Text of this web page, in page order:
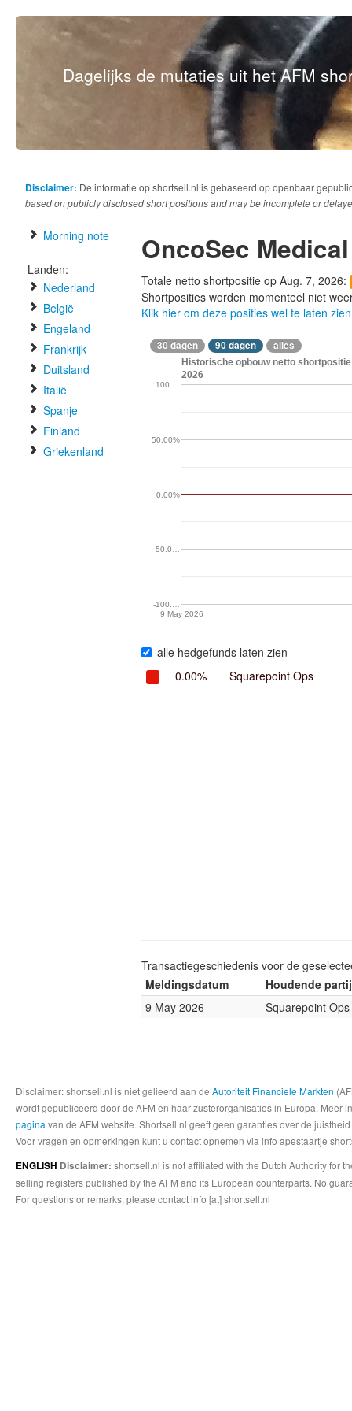
Dagelijks de mutaties uit het AFM
Disclaimer: De informatie op shortsell.nl is gebaseerd op openbaar
based on publicly disclosed short positions and may be incomplete or
Morning note
Landen:
Nederland
België
Engeland
Frankrijk
Duitsland
Italië
Spanje
Finland
Griekenland
OncoSec Medical
Totale netto shortpositie op Aug. 7, 2026:
Shortposities worden momenteel niet
Klik hier om deze posities wel te laten zien
30 dagen 90 dagen alles
Historische opbouw netto
2026
9 May 2026
-100.…
-50.0…
0.00%
50.00%
100.…
alle hedgefunds laten zien
0.00%
Squarepoint Ops
Transactiegeschiedenis voor de
Meldingsdatum
Houdende partij
9 May 2026
Squarepoint Ops
Disclaimer: shortsell.nl is niet gelieerd aan de Autoriteit Financiele Markten
wordt gepubliceerd door de AFM en haar zusterorganisaties in Europa.
pagina van de AFM website. Shortsell.nl geeft geen garanties over de
Voor vragen en opmerkingen kunt u contact opnemen via info apestaartje
ENGLISH Disclaimer: shortsell.nl is not affiliated with the Dutch Authority for
selling registers published by the AFM and its European counterparts. No
For questions or remarks, please contact info [at] shortsell.nl